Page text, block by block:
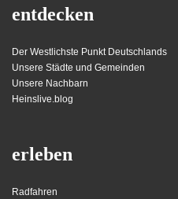
entdecken
Der Westlichste Punkt Deutschlands
Unsere Städte und Gemeinden
Unsere Nachbarn
Heinslive.blog
erleben
Radfahren